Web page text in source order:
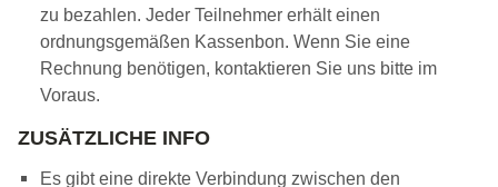
zu bezahlen. Jeder Teilnehmer erhält einen
ordnungsgemäßen Kassenbon. Wenn Sie eine
Rechnung benötigen, kontaktieren Sie uns bitte im
Voraus.
ZUSÄTZLICHE INFO
Es gibt eine direkte Verbindung zwischen den